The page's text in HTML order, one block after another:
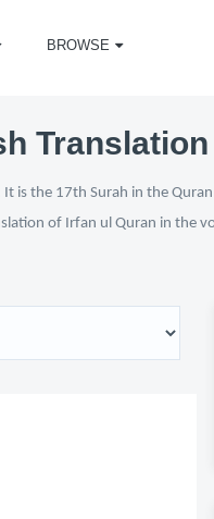
BROWSE
Translation
is the 17th Surah in the
of Irfan ul Quran in the